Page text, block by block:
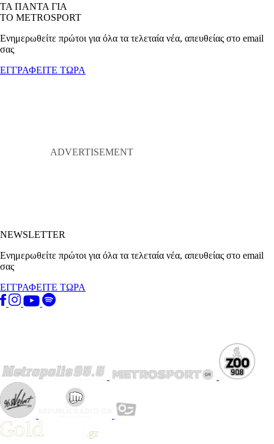
ΤΑ ΠΑΝΤΑ ΓΙΑ
ΤΟ METROSPORT
Ενημερωθείτε πρώτοι για όλα τα τελεταία νέα, απευθείας στο email
σας
ΕΓΓΡΑΦΕΙΤΕ ΤΩΡΑ
NEWSLETTER
Ενημερωθείτε πρώτοι για όλα τα τελεταία νέα, απευθείας στο email
σας
ΕΓΓΡΑΦΕΙΤΕ ΤΩΡΑ